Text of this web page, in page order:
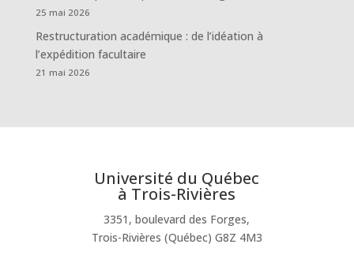
25 mai 2026
Restructuration académique : de l’idéation à
l’expédition facultaire
21 mai 2026
Université du Québec
à Trois-Rivières
3351, boulevard des Forges,
Trois-Rivières (Québec) G8Z 4M3